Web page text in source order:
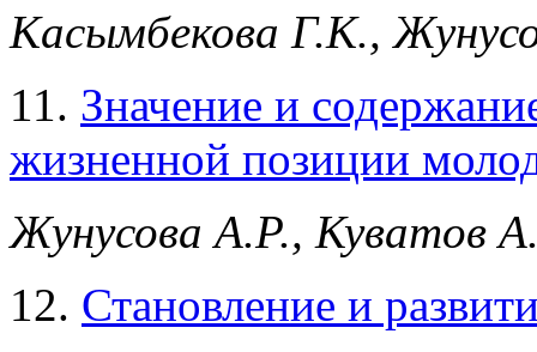
Касымбекова Г.К.,
11. Значение и
жизненной позиции
Жунусова А.Р., Куватов
12. Становление и